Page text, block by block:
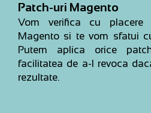
Patch-uri Magento
Vom verifica cu placere
Magento si te vom sfatui
Putem aplica orice
facilitatea de a-l revoca
rezultate.